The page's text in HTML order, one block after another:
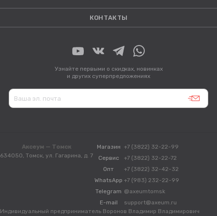
КОНТАКТЫ
Узнайте первыми о скидках, новинках
и других суперпредложениях
Аксеум — Томск
634050, Томск, ул. Гагарина, д. 7
Магазин +7 (3822) 32-22-99
Сервис
+7 (3822) 32-22-72
Опт
+7 (3822) 32-42-32
WhatsApp +7 (983) 232-22-99
Telegram @axeumtomsk
E-mail
support@axeum.ru
Индивидуальный предприниматель Воронов Владимир Владимирович